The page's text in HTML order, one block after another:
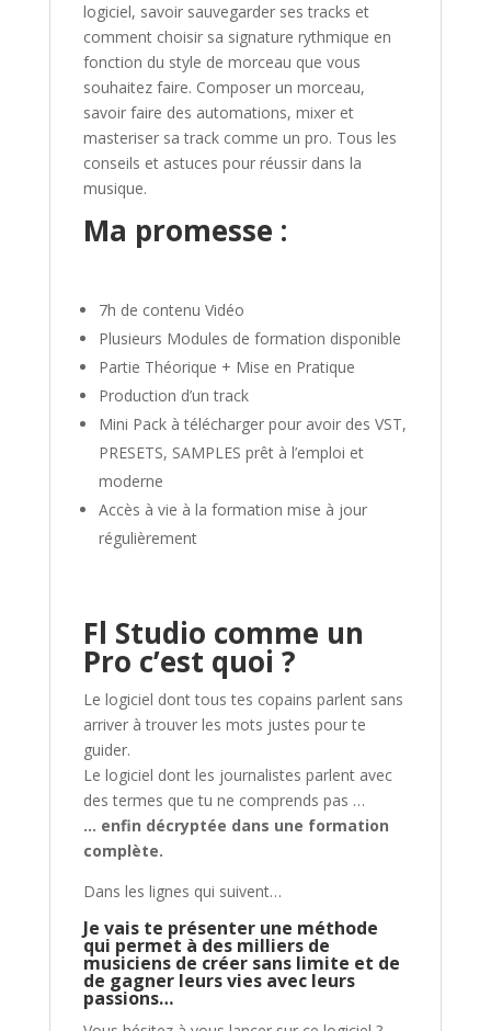
logiciel, savoir sauvegarder ses tracks et
comment choisir sa signature rythmique en
fonction du style de morceau que vous
souhaitez faire. Composer un morceau,
savoir faire des automations, mixer et
masteriser sa track comme un pro. Tous les
conseils et astuces pour réussir dans la
musique.
Ma promesse :
7h de contenu Vidéo
Plusieurs Modules de formation disponible
Partie Théorique + Mise en Pratique
Production d’un track
Mini Pack à télécharger pour avoir des VST,
PRESETS, SAMPLES prêt à l’emploi et
moderne
Accès à vie à la formation mise à jour
régulièrement
Fl Studio comme un
Pro c’est quoi ?
Le logiciel dont tous tes copains parlent sans
arriver à trouver les mots justes pour te
guider.
Le logiciel dont les journalistes parlent avec
des termes que tu ne comprends pas …
… enfin décryptée dans une formation
complète.
Dans les lignes qui suivent…
Je vais te présenter une méthode
qui permet à des milliers de
musiciens de créer sans limite et de
de gagner leurs vies avec leurs
passions…